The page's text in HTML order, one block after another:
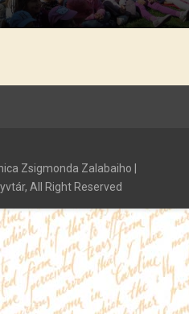
Zsigmonda Zalabaiho |
All Right Reserved